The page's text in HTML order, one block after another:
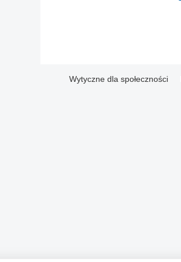
Wytyczne dla społeczności